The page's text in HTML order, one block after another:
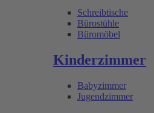
Schreibtische
Bürostühle
Büromöbel
Kinderzimmer
Babyzimmer
Jugendzimmer